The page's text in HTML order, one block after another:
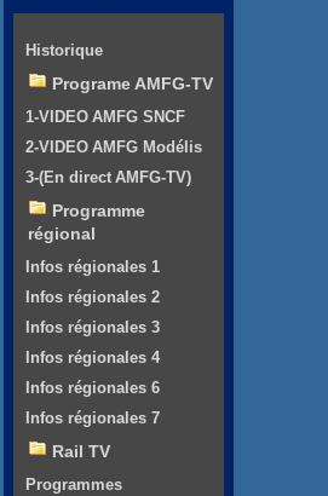
Historique
Programe AMFG-TV
1-VIDEO AMFG SNCF
2-VIDEO AMFG Modélis
3-(En direct AMFG-TV)
Programme
régional
Infos régionales 1
Infos régionales 2
Infos régionales 3
Infos régionales 4
Infos régionales 6
Infos régionales 7
Rail TV
Programmes